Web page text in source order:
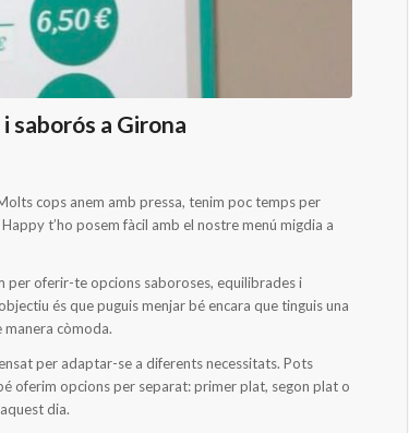
saborós a Girona
cops anem amb pressa, tenim poc temps per
t’ho posem fàcil amb el nostre menú migdia a
per oferir-te opcions saboroses, equilibrades i
és que puguis menjar bé encara que tinguis una
còmoda.
per adaptar-se a diferents necessitats. Pots
oferim opcions per separat: primer plat, segon plat o
dia.